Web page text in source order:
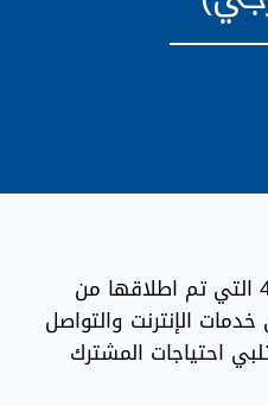
خدمة 4G التي تم اطلاقها من
الإنترنت والتواصل
احتياجات المشترك